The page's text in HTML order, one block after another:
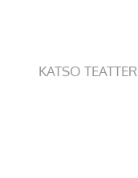
KATSO